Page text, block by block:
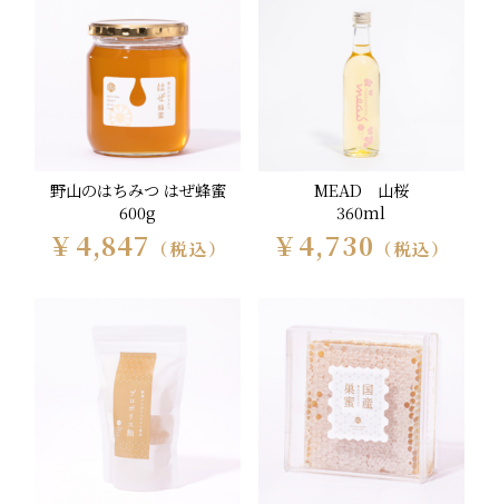
野山のはちみつ はぜ蜂蜜
600g
￥4,847 （税込）
MEAD 山桜
360ml
￥4,730 （税込）